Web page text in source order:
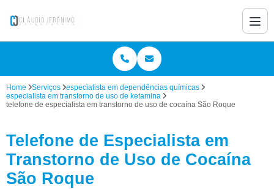
Home Serviços
especialista em dependências químicas
especialista em transtorno de uso de ketamina
telefone de especialista em transtorno de uso de cocaína São Roque
Telefone de Especialista em
Transtorno de Uso de Cocaína
São Roque